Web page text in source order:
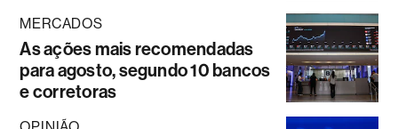
MERCADOS
As ações mais recomendadas
para agosto, segundo 10 bancos
e corretoras